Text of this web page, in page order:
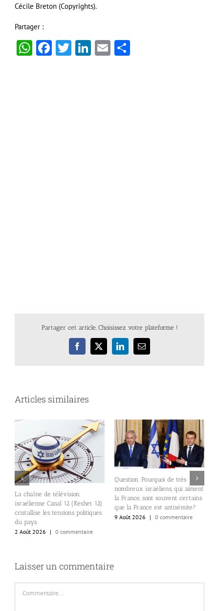
Cécile Breton (Copyrights).
Partager :
WhatsApp
Facebook
Twitter
LinkedIn
Email
Partager cet article, Choisissez votre plateforme !
Facebook
X LinkedInEmail
Articles similaires
La chaîne de télévision
israélienne Canal 12 (Keshet 12)
cristallise les tensions politiques
du pays.
2 Août 2026
| 0 commentaire
Question. Pourquoi de très
nombreux israéliens, qui aiment
la France, sont souvent certains
que la France est antisémite?
9 Août 2026
| 0 commentaire
Laisser un commentaire